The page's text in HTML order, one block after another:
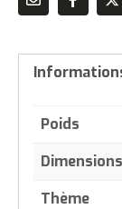
Poids
Dimensions
Thème